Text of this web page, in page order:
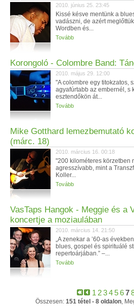
2010. június 25. 23:45
Kissé késve mentünk a
vadászni, de azért
Wordben és...
Tovább
Korongoló - Colombre Band:
2010. május 29. 12:00
"A colombre egy titokzatos,
agyafúrtabb az embernél, s
esztendőkön át...
Tovább
Mike Gotthard lemezbemutató
(márc. 18)
2010. március 16. 00:18
"200 kilométeres körzetben
agresszívabb, mint a
Koller...
Tovább
VasTaps Hangok - Meggie és a
koncertje a moziaulában
2010. március 14. 21:50
„A zenekar a ’60-as
blues, gospel és spirituálé
repertoárjában.” –...
Tovább
1 2 3 4 5 6 7
Összesen: 151 tétel - 8 oldalon,